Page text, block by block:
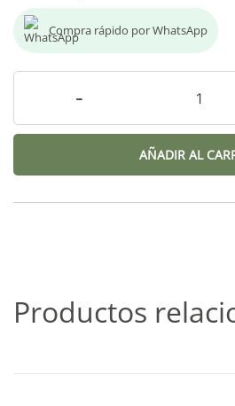
Compra rápido por WhatsApp
-
AÑADIR AL
Productos